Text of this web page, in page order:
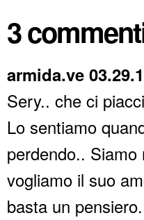
3
armida.ve
Sery.. che ci
Lo sentiamo
perdendo..
vogliamo il suo
basta un